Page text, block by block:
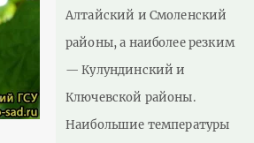
Алтайский и Смоленский
районы, а наиболее резким
— Кулундинский и
Ключевской районы.
Наибольшие температуры